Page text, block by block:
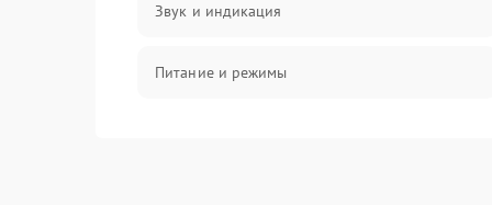
Звук и индикация
Питание и режимы